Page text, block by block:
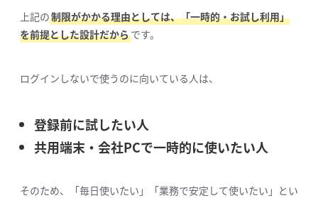
上記の制限がかかる理由としては、「一時的・お試し利用」
を前提とした設計だからです。
ログインしないで使うのに向いている人は、
登録前に試したい人
共用端末・会社PCで一時的に使いたい人
そのため、「毎日使いたい」「業務で安定して使いたい」とい